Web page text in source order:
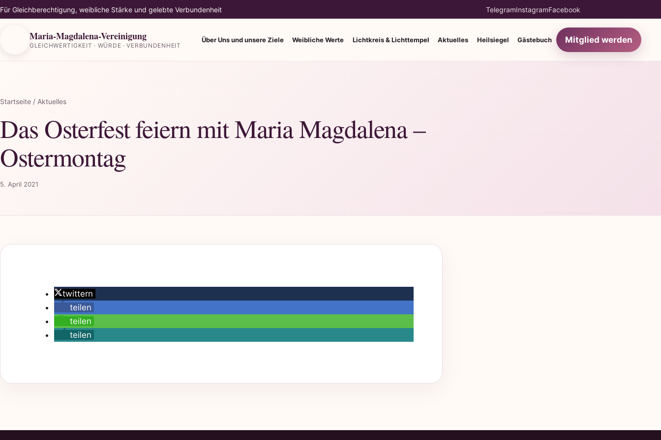
Für Gleichberechtigung, weibliche Stärke und gelebte Verbundenheit TelegramInstagramFacebook
Maria-Magdalena-Vereinigung
GLEICHWERTIGKEIT · WÜRDE · VERBUNDENHEIT
Über Uns und unsere Ziele Weibliche Werte Lichtkreis & Lichttempel Aktuelles Heilsiegel Gästebuch Mitglied werden
Startseite / Aktuelles
Das Osterfest feiern mit Maria Magdalena –
Ostermontag
5. April 2021
twittern
teilen
teilen
teilen